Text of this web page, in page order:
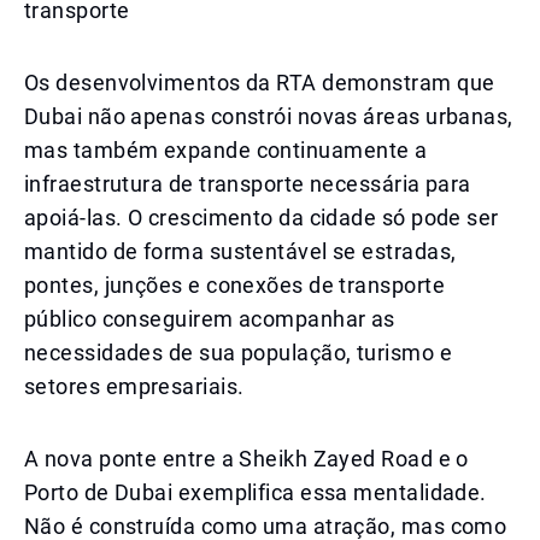
transporte
Os desenvolvimentos da RTA demonstram que
Dubai não apenas constrói novas áreas urbanas,
mas também expande continuamente a
infraestrutura de transporte necessária para
apoiá-las. O crescimento da cidade só pode ser
mantido de forma sustentável se estradas,
pontes, junções e conexões de transporte
público conseguirem acompanhar as
necessidades de sua população, turismo e
setores empresariais.
A nova ponte entre a Sheikh Zayed Road e o
Porto de Dubai exemplifica essa mentalidade.
Não é construída como uma atração, mas como